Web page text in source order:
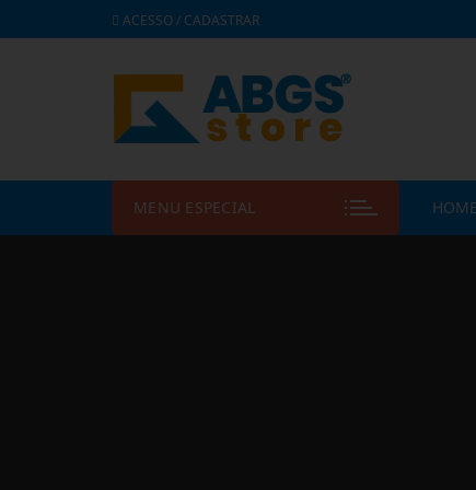
ACESSO / CADASTRAR
MENU ESPECIAL HOME